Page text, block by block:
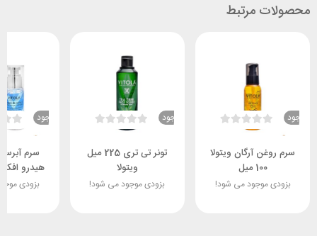
محصولات مرتبط
ناموجود
سرم روغن آرگان ویتولا
100 میل
بزودی موجود می شود!
ناموجود
تونر تی تری 225 میل
ویتولا
بزودی موجود می شود!
ناموجود
سرم
بزودی